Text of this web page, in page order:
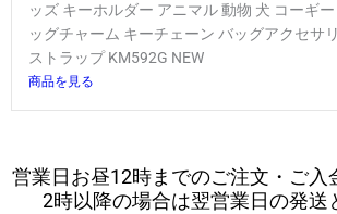
ッズ キーホルダー アニマル 動物 犬 コーギ
ッグチャーム キーチェーン バッグアクセサ
ストラップ KM592G NEW
商品を見る
営業日お昼12時までのご注文・ご入
2時以降の場合は翌営業日の発送